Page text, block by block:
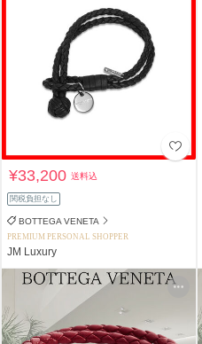
¥33,200送料込
関税負担なし
BOTTEGA VENETA
PREMIUM PERSONAL SHOPPER
JM Luxury